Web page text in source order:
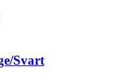
Svart